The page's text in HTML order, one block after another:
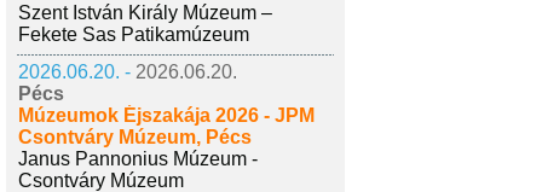
Szent István Király Múzeum –
Fekete Sas Patikamúzeum
2026.06.20. - 2026.06.20.
Pécs
Múzeumok Éjszakája 2026 - JPM
Csontváry Múzeum, Pécs
Janus Pannonius Múzeum -
Csontváry Múzeum